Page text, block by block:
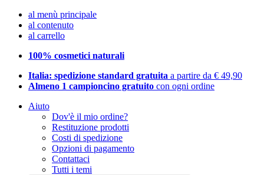
al menù principale
al contenuto
al carrello
100% cosmetici naturali
Italia: spedizione standard gratuita a partire da € 49,90
Almeno 1 campioncino gratuito con ogni ordine
Aiuto
Dov'è il mio ordine?
Restituzione prodotti
Costi di spedizione
Opzioni di pagamento
Contattaci
Tutti i temi